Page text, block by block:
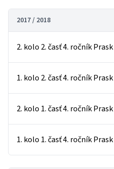
2017 / 2018
2. kolo 2. časť 4. ročník Prask
1. kolo 2. časť 4. ročník Prask
2. kolo 1. časť 4. ročník Prask
1. kolo 1. časť 4. ročník Prask